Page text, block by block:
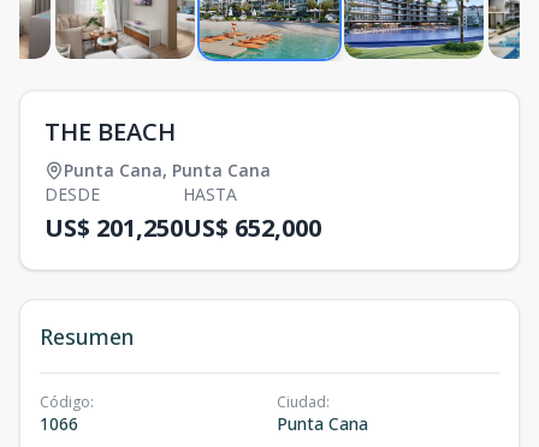
THE BEACH
Punta Cana, Punta Cana
DESDE
US$ 201,250
HASTA
US$ 652,000
Resumen
Código:
1066
Ciudad:
Punta Cana